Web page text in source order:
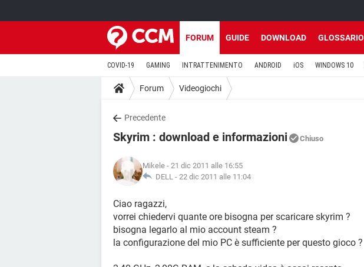
FORUM GUIDE DOWNLOAD GLOSSARIO
COVID-19 GAMING INTRATTENIMENTO ANDROID iOS WINDOWS 10
Forum Videogiochi
Precedente
Skyrim : download e informazioni Chiuso
Mikele - 21 dic 2011 alle 16:55
DELL - 22 dic 2011 alle 11:04
Ciao ragazzi,
vorrei chiedervi quante ore bisogna per scaricare skyrim ?
bisogna legarlo al mio account steam ?
la configurazione del mio PC è sufficiente per questo gioco ?